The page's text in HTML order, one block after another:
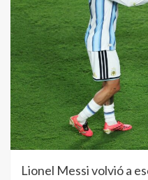
Lionel Messi volvió a